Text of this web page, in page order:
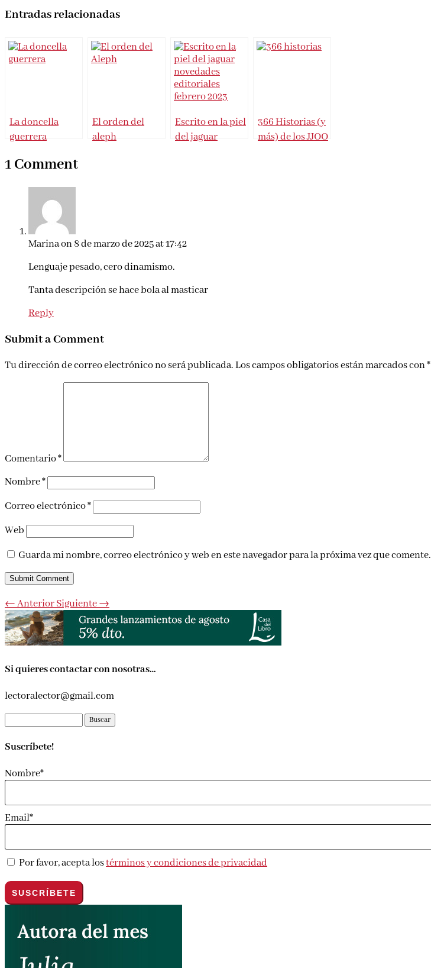
Entradas relacionadas
La doncella
guerrera
El orden del
aleph
Escrito en la piel
del jaguar
366 Historias (y
más) de los JJOO
1 Comment
Marinaon 8 de marzo de 2025 at 17:42
Lenguaje pesado, cero dinamismo.
Tanta descripción se hace bola al masticar
Reply
Submit a Comment
Tu dirección de correo electrónico no será publicada.Los campos obligatorios están marcados con*
Comentario*
Nombre*
Correo electrónico*
Web
Guarda mi nombre, correo electrónico y web en este navegador para la próxima vez que comente.
Submit Comment
←AnteriorSiguiente→
Si quieres contactar con nosotras…
lectoralector@gmail.com
Suscríbete!
Nombre*
Email*
Por favor, acepta lostérminos y condiciones de privacidad